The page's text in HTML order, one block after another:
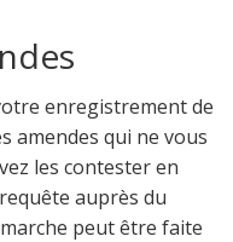
enregistrement de
amendes qui ne vous
les contester en
auprès du
peut être faite